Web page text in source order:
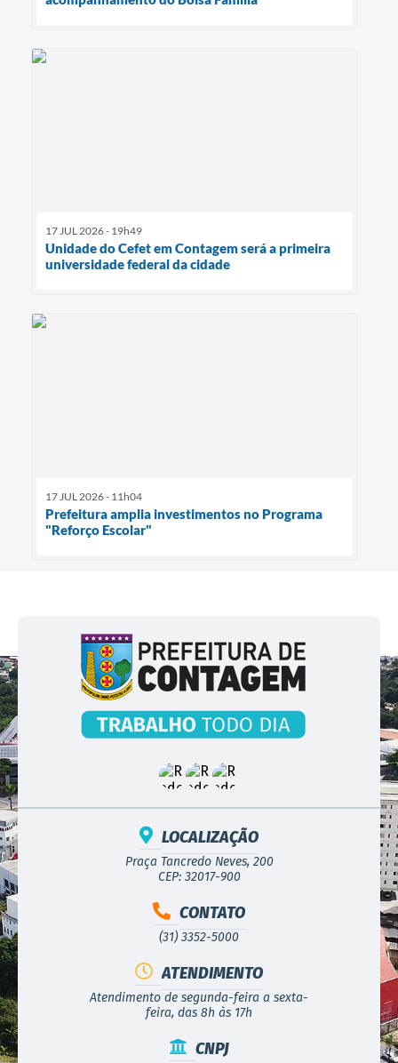
17 JUL 2026 - 19h49
Unidade do Cefet em Contagem será a primeira
universidade federal da cidade
17 JUL 2026 - 11h04
Prefeitura amplia investimentos no Programa
"Reforço Escolar"
LOCALIZAÇÃO
Praça Tancredo Neves, 200
CEP: 32017-900
CONTATO
(31) 3352-5000
ATENDIMENTO
Atendimento de segunda-feira a sexta-
feira, das 8h às 17h
CNPJ